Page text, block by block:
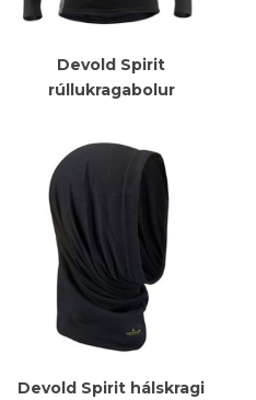
Meiri Upplýsingar
Devold Spirit
rúllukragabolur
Meiri Upplýsingar
Devold Spirit hálskragi